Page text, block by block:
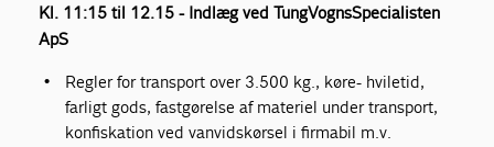
Kl. 11:15 til 12.15 - Indlæg ved TungVognsSpecialisten
ApS
Regler for transport over 3.500 kg., køre- hviletid,
farligt gods, fastgørelse af materiel under transport,
konfiskation ved vanvidskørsel i firmabil m.v.